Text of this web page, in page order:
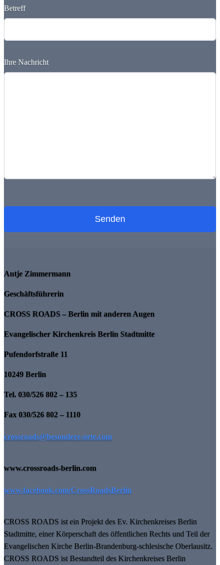
Betreff
Ihre Nachricht
Antje Zimmermann
Geschäftsführerin
CROSS ROADS – Berlin mit anderen Augen
Evangelischer Kirchenkreis Berlin Stadtmitte
Pufendorfstraße 11
10249 Berlin
Tel. 030/526 802 – 135
Fax 030/526 802 – 1110
crossroads@besondere-orte.com
www.crossroads-berlin.com
www.facebook.com/CrossRoadsBerlin
CROSS ROADS ist ein Projekt des Ev. Kirchenkreises Berlin
Stadtmitte, einer Körperschaft des öffentlichen Rechts und Teil der
Evangelischen Kirche Berlin-Brandenburg-schlesische Oberlausitz.
CROSS ROADS ist Bestandteil des Kirchenkreises Berlin